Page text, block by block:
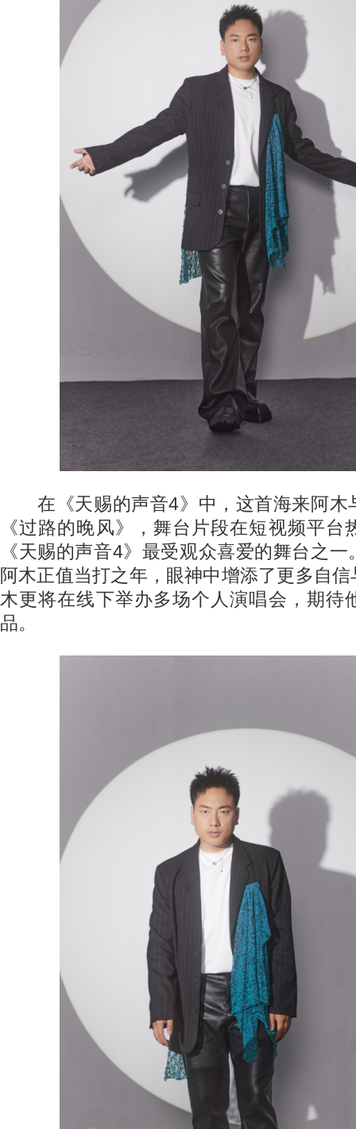
在《天赐的声音4》中，这首海来阿木
《过路的晚风》，舞台片段在短视频平台
《天赐的声音4》最受观众喜爱的舞台之
阿木正值当打之年，眼神中增添了更多自
木更将在线下举办多场个人演唱会，期待
品。